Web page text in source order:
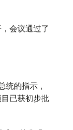
会议通过了
的指示，
已获初步批